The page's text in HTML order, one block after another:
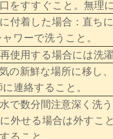
をすすぐこと。無理
付着した場合：直ち
ワーで洗うこと。
使用する場合には洗
の新鮮な場所に移し
連絡すること。
で数分間注意深く洗
外せる場合は外すこ
ること。